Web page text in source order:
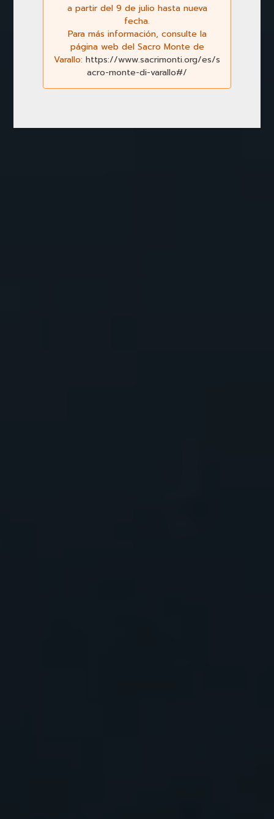
a partir del 9 de julio hasta nueva
fecha.
Para más información, consulte la
página web del Sacro Monte de
Varallo: https://www.sacrimonti.org/es/s
acro-monte-di-varallo#/